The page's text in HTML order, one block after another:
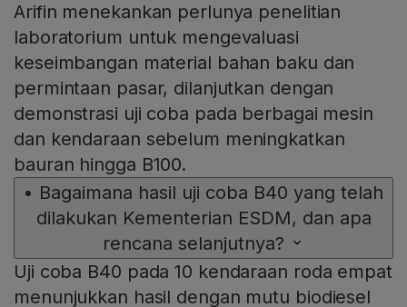
Arifin menekankan perlunya penelitian
laboratorium untuk mengevaluasi
keseimbangan material bahan baku dan
permintaan pasar, dilanjutkan dengan
demonstrasi uji coba pada berbagai mesin
dan kendaraan sebelum meningkatkan
bauran hingga B100.
• Bagaimana hasil uji coba B40 yang telah
dilakukan Kementerian ESDM, dan apa
rencana selanjutnya?
Uji coba B40 pada 10 kendaraan roda empat
menunjukkan hasil dengan mutu biodiesel